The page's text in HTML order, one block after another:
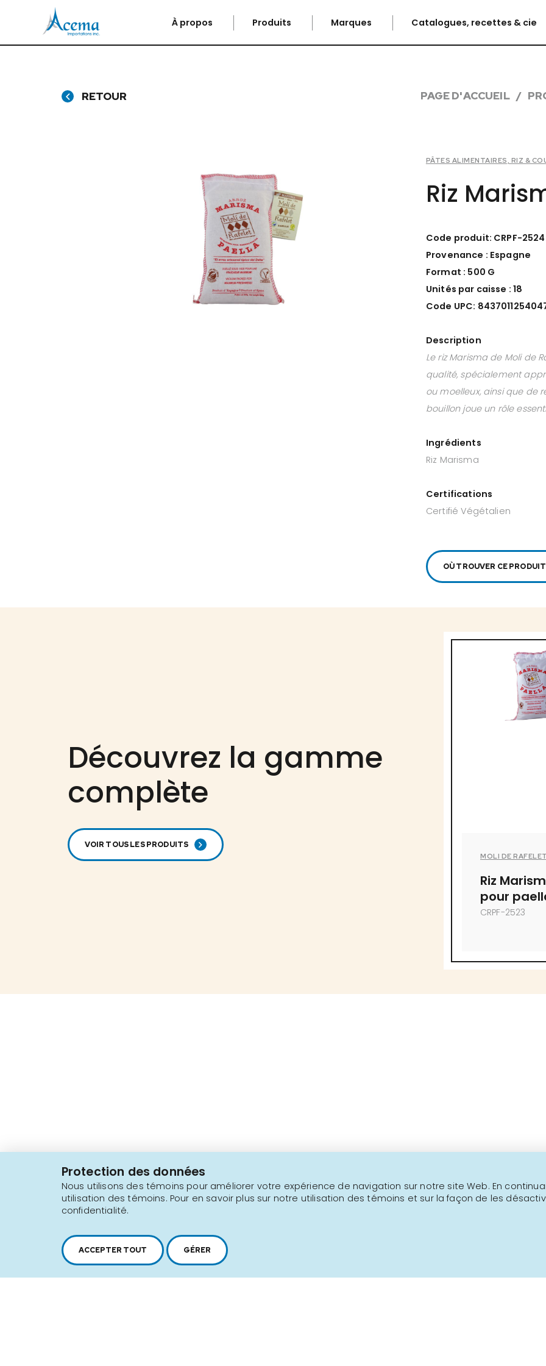
Protection des données
Nous utilisons des témoins pour améliorer votre expérience de navigation sur notre site Web. En
utilisation des témoins. Pour en savoir plus sur notre utilisation des témoins et sur la façon de les
confidentialité.
ACCEPTER TOUT GÉRER
À propos Produits Marques Catalogues, recettes & cie
RETOUR PAGE D'ACCUEIL
PÂTES ALIMENTAIRES, RIZ &
Riz
Code produit: CRPF-2524
Provenance : Espagne
Format : 500 G
Unités par caisse : 18
Code UPC:
Description
Le riz Marisma de Moli de
qualité, spécialement
ou moelleux, ainsi que de
bouillon joue un rôle
Ingrédients
Riz Marisma
Certifications
Certifié Végétalien
OÙ TROUVER CE
Découvrez la gamme
complète
VOIR TOUS LES PRODUITS
MOLI DE
Riz
pour
CRPF-2523
1 450 646-2591
Plan du site Conditions d'utilisation